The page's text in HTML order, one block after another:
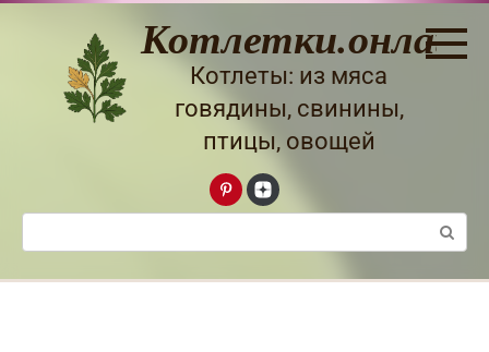
Перейти
Котлетки.онлайн
Котлеты: из мяса
говядины, свинины,
птицы, овощей
Поиск: